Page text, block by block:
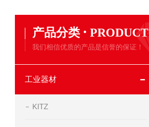
产品分类 · PRODUCT
我们相信优质的产品是信誉的保证！
工业器材
KITZ